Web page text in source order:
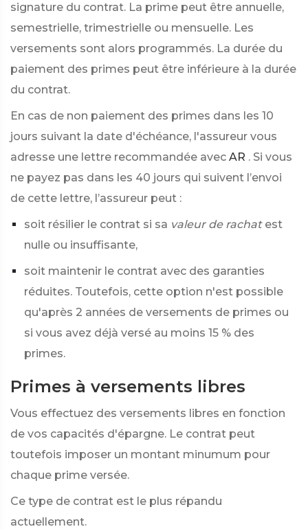
signature du contrat. La prime peut être annuelle,
semestrielle, trimestrielle ou mensuelle. Les
versements sont alors programmés. La durée du
paiement des primes peut être inférieure à la durée
du contrat.
En cas de non paiement des primes dans les 10
jours suivant la date d'échéance, l'assureur vous
adresse une lettre recommandée avec AR . Si vous
ne payez pas dans les 40 jours qui suivent l’envoi
de cette lettre, l’assureur peut :
soit résilier le contrat si sa valeur de rachat est
nulle ou insuffisante,
soit maintenir le contrat avec des garanties
réduites. Toutefois, cette option n'est possible
qu'après 2 années de versements de primes ou
si vous avez déjà versé au moins 15 % des
primes.
Primes à versements libres
Vous effectuez des versements libres en fonction
de vos capacités d'épargne. Le contrat peut
toutefois imposer un montant minumum pour
chaque prime versée.
Ce type de contrat est le plus répandu
actuellement.